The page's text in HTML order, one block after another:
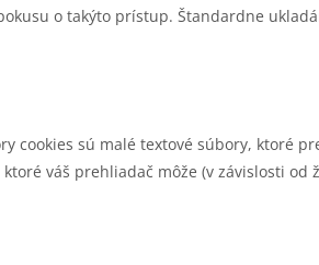
o takýto prístup. Štandardne
cookies sú malé textové súbory,
váš prehliadač môže (v závislosti